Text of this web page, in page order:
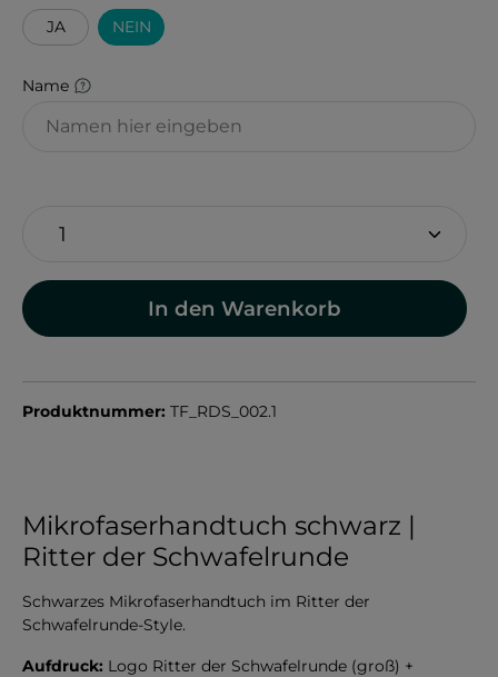
JA
NEIN
Name
In den Warenkorb
Produktnummer: TF_RDS_002.1
Mikrofaserhandtuch schwarz |
Ritter der Schwafelrunde
Schwarzes Mikrofaserhandtuch im Ritter der
Schwafelrunde-Style.
Aufdruck: Logo Ritter der Schwafelrunde (groß) +